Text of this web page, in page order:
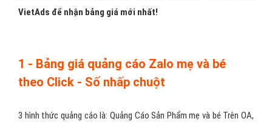
VietAds để nhận bảng giá mới nhất!
1 - Bảng giá quảng cáo Zalo mẹ và bé
theo Click - Số nhấp chuột
3 hình thức quảng cáo là: Quảng Cáo Sản Phẩm mẹ và bé Trên OA,